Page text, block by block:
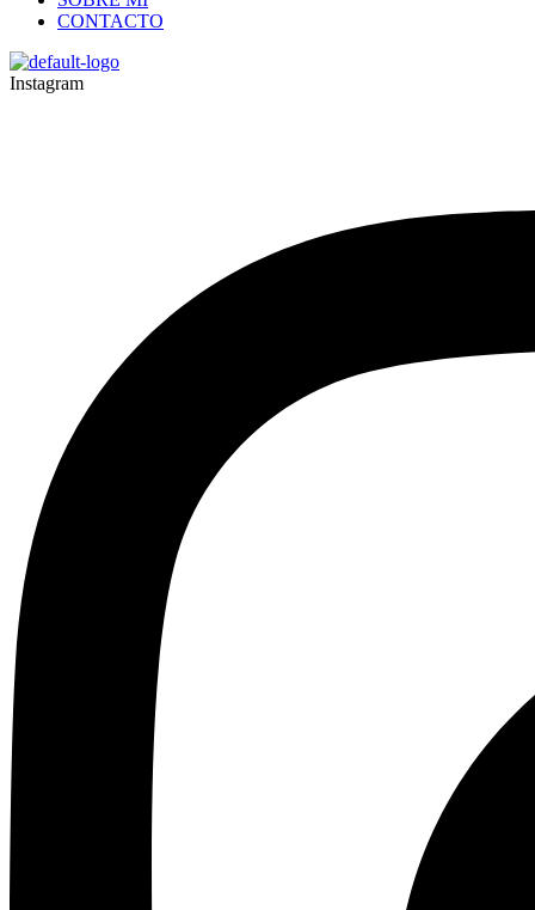
CONTACTO
Instagram